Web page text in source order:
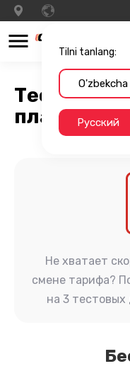
Tilni tanlang:
O'zbekcha
Русский
Тестовая
плана
Не хватает
смене тарифа?
на 3 тестовых